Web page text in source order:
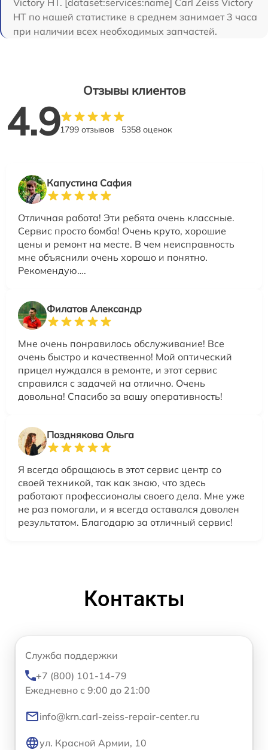
Victory HT. [dataset:services:name] Carl Zeiss Victory
HT по нашей статистике в среднем занимает 3 часа
при наличии всех необходимых запчастей.
Отзывы клиентов
4.91799 отзывов 5358 оценок
Капустина Сафия
Отличная работа! Эти ребята очень классные.
Сервис просто бомба! Очень круто, хорошие
цены и ремонт на месте. В чем неисправность
мне объяснили очень хорошо и понятно.
Рекомендую….
Филатов Александр
Мне очень понравилось обслуживание! Все
очень быстро и качественно! Мой оптический
прицел нуждался в ремонте, и этот сервис
справился с задачей на отлично. Очень
довольна! Спасибо за вашу оперативность!
Позднякова Ольга
Я всегда обращаюсь в этот сервис центр со
своей техникой, так как знаю, что здесь
работают профессионалы своего дела. Мне уже
не раз помогали, и я всегда оставался доволен
результатом. Благодарю за отличный сервис!
Контакты
Служба поддержки
+7 (800) 101-14-79
Ежедневно с 9:00 до 21:00
info@krn.carl-zeiss-repair-center.ru
ул. Красной Армии, 10